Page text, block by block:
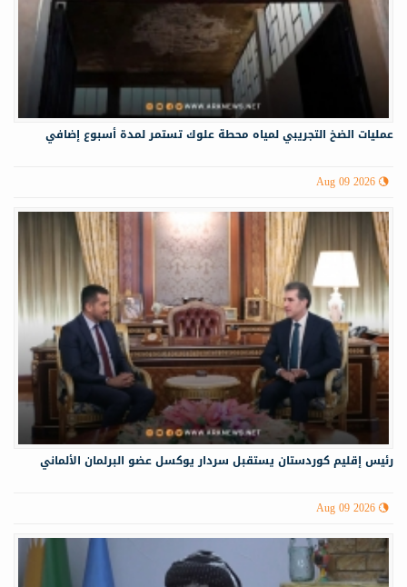
عمليات الضخ التجريبي لمياه ‏محطة علوك تستمر لمدة أسبوع إضافي
Aug 09 2026
رئيس إقليم كوردستان يستقبل سردار يوكسل عضو البرلمان الألماني
Aug 09 2026